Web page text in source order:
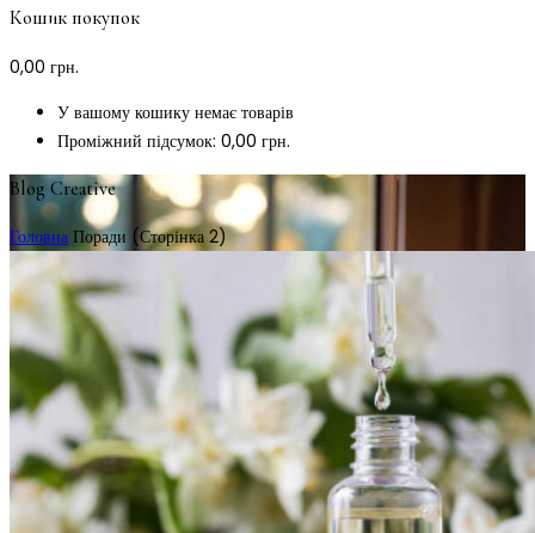
Кошик покупок
0,00 грн.
У вашому кошику немає товарів
Проміжний підсумок: 0,00 грн.
Blog Creative
Головна Поради (Сторінка 2)